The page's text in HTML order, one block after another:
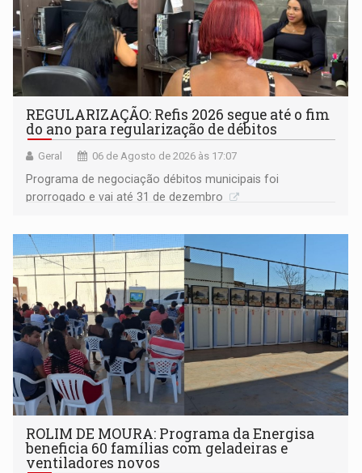
REGULARIZAÇÃO: Refis 2026 segue até o fim
do ano para regularização de débitos
Geral 06 de Agosto de 2026 às 17:07
Programa de negociação débitos municipais foi
prorrogado e vai até 31 de dezembro
ROLIM DE MOURA: Programa da Energisa
beneficia 60 famílias com geladeiras e
ventiladores novos